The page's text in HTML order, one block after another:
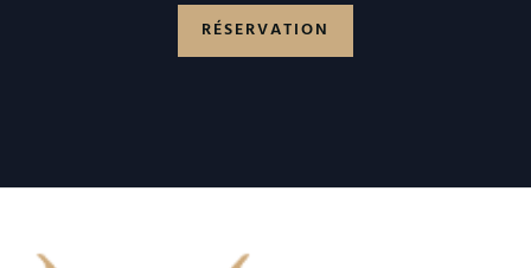
RÉSERVATION